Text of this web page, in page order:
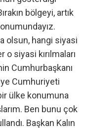
bölgeyi, artık
olsun, hangi siyasi
o siyasi kırılmaları
Cumhurbaşkanı
Cumhuriyeti
ülke konumuna
Ben bunu çok
Başkan Kalın